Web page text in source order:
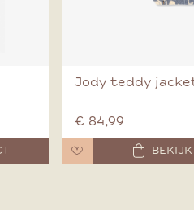
Jody teddy
€ 84,99